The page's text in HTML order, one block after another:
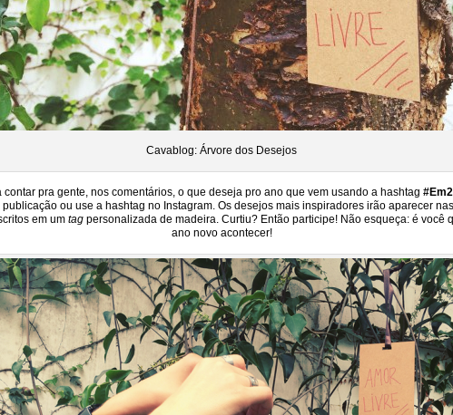
Cavablog: Árvore dos Desejos
contar pra gente, nos comentários, o que deseja pro ano que vem usando a hashtag
ou use a hashtag no Instagram. Os desejos mais inspiradores irão aparecer
em um tag personalizada de madeira. Curtiu? Então participe! Não esqueça: é você
ano novo acontecer!